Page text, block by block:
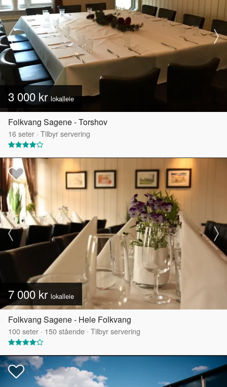
3 000 kr lokalleie
Folkvang Sagene - Torshov
16seter · Tilbyr servering
7 000 kr lokalleie
Folkvang Sagene - Hele Folkvang
100seter · 150stående · Tilbyr servering